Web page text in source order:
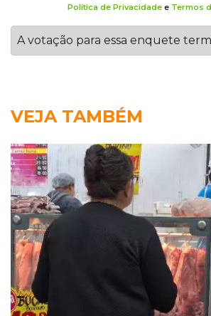
Política de Privacidadee Termos
A votação para essa enquete
VEJA TAMBÉM